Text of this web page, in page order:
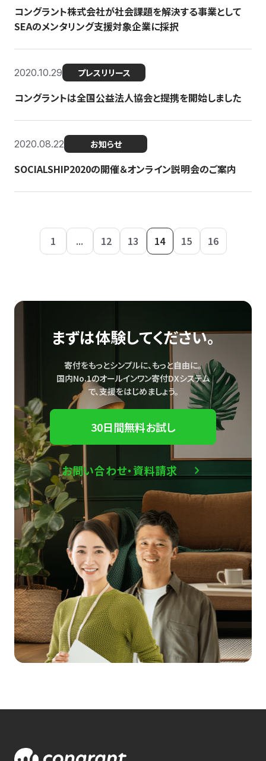
コングラント株式会社が社会課題を解決する事業として
SEAのメンタリング支援対象企業に採択
2020.10.29 プレスリリース
コングラントは全国公益法人協会と提携を開始しました
2020.08.22 お知らせ
SOCIALSHIP2020の開催＆オンライン説明会のご案内
1 ... 12 13 14 15 16
まずは体験してください。
寄付をもっとシンプルに、もっと自由に。
国内No.1のオールインワン寄付DXシステム
で、支援をはじめましょう。
30日間無料お試し
お問い合わせ・資料請求